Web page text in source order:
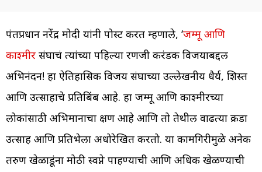
पंतप्रधान नरेंद्र मोदी यांनी पोस्ट करत म्हणाले, ‘जम्मू आणि
काश्मीर संघाचं त्यांच्या पहिल्या रणजी करंडक विजयाबद्दल
अभिनंदन! हा ऐतिहासिक विजय संघाच्या उल्लेखनीय धैर्य, शिस्त
आणि उत्साहाचे प्रतिबिंब आहे. हा जम्मू आणि काश्मीरच्या
लोकांसाठी अभिमानाचा क्षण आहे आणि तो तेथील वाढत्या क्रीडा
उत्साह आणि प्रतिभेला अधोरेखित करतो. या कामगिरीमुळे अनेक
तरुण खेळाडूंना मोठी स्वप्ने पाहण्याची आणि अधिक खेळण्याची